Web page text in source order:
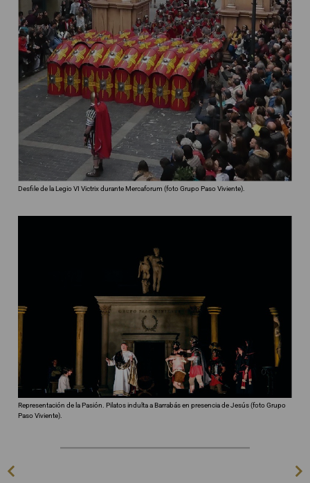
Desfile de la Legio VI Victrix durante Mercaforum (foto Grupo Paso Viviente).
Representación de la Pasión. Pilatos indulta a Barrabás en presencia de Jesús (foto Grupo
Paso Viviente).